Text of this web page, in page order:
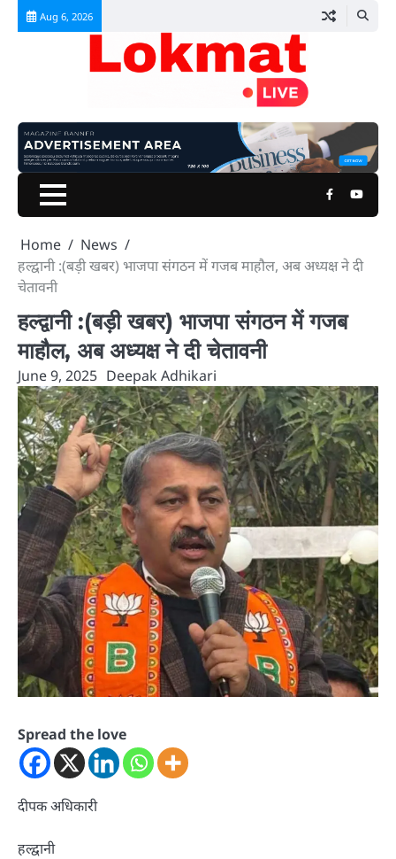
Skip
Aug 6, 2026
Facebook
Home
News
हल्द्वानी :(बड़ी खबर) भाजपा संगठन में गजब माहौल, अब अध्यक्ष ने दी
चेतावनी
हल्द्वानी :(बड़ी खबर) भाजपा संगठन में गजब
माहौल, अब अध्यक्ष ने दी चेतावनी
June 9, 2025 Deepak Adhikari
Spread the love
दीपक अधिकारी
हल्द्वानी